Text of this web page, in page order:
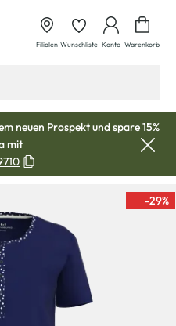
Filialen Wunschliste Konto Warenkorb
neuen Prospektund spare 15%
mit
-29%